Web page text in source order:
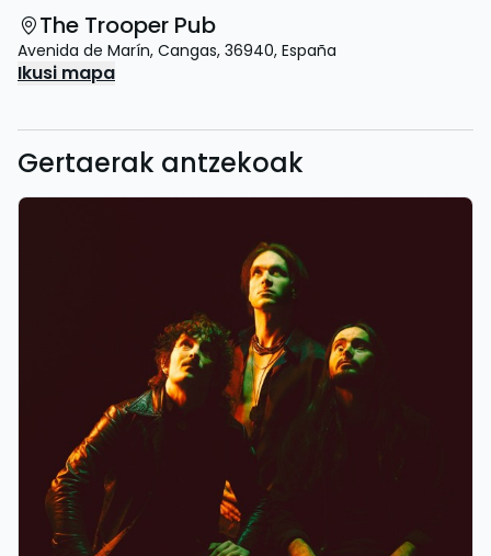
The Trooper Pub
Avenida de Marín, Cangas, 36940, España
Ikusi mapa
Gertaerak antzekoak